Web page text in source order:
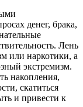
денег, брака,
Лень
или наркотики, а
экстремизм.
накопления,
скатиться
и привести к